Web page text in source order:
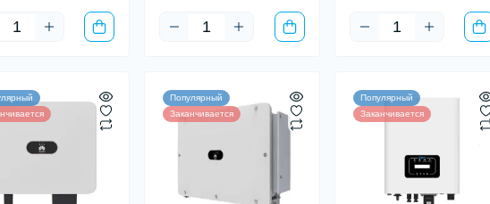
Популярный
Заканчивается
Популярный
Заканчивается